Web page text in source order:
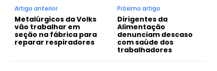
Artigo anterior
Metalúrgicos da Volks
vão trabalhar em
seção na fábrica para
reparar respiradores
Próximo artigo
Dirigentes da
Alimentação
denunciam descaso
com saúde dos
trabalhadores